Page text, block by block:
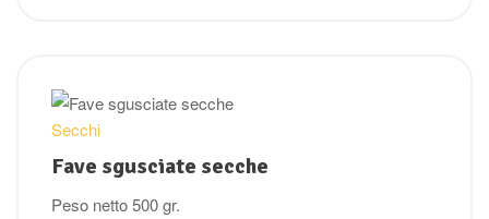
Secchi
Fave sgusciate secche
Peso netto 500 gr.